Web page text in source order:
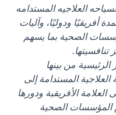
العلاجيه المستدامه
أفريقيًا ودوليًا، وآليات
الصحية بما يسهم
تنافسيتها.
الرئيسية من بينها
العلاجية المستدامة إلى
الأفريقية ودورها
المؤسسات الصحية